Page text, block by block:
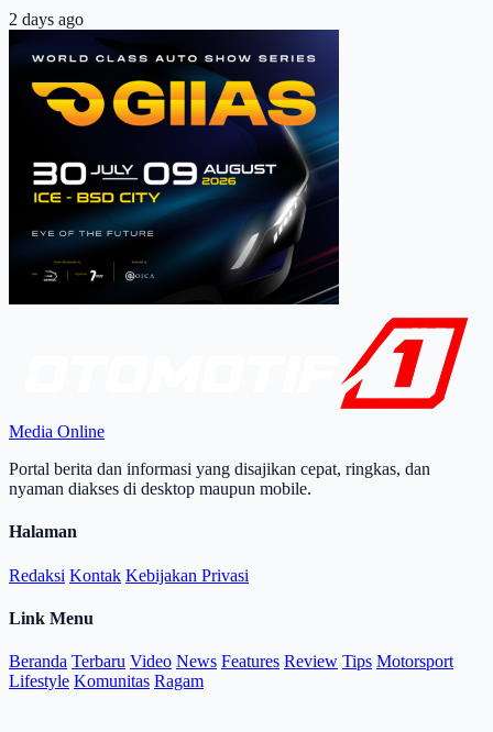
2 days ago
Media Online
Portal berita dan informasi yang disajikan cepat, ringkas, dan
nyaman diakses di desktop maupun mobile.
Halaman
Redaksi Kontak Kebijakan Privasi
Link Menu
Beranda Terbaru Video News Features Review Tips Motorsport
Lifestyle Komunitas Ragam